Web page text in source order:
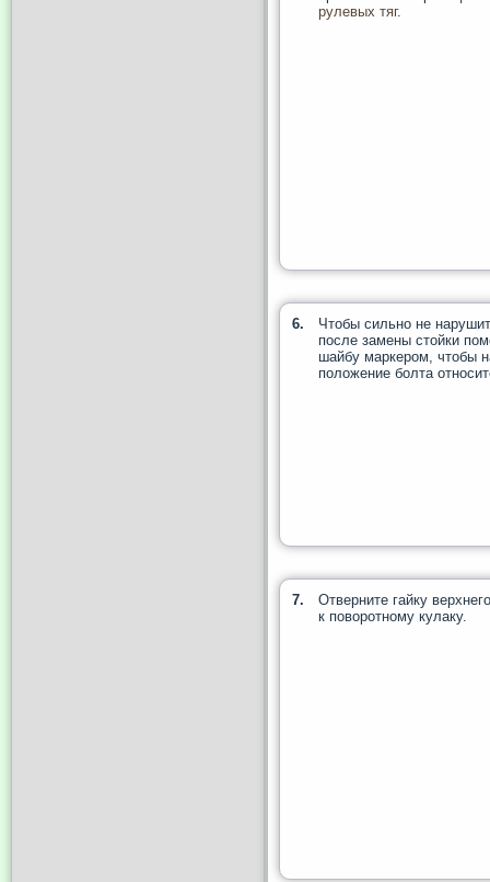
рулевых тяг.
6.
Чтобы сильно не
после замены стойки
шайбу маркером, чтобы
положение болта
7.
Отверните гайку
к поворотному кулаку.